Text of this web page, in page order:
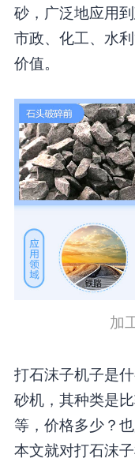
砂，广泛地应用
市政、化工、水
价值。
加
打石沫子机子是
砂机，其种类是
等，价格多少？
本文就对打石沫